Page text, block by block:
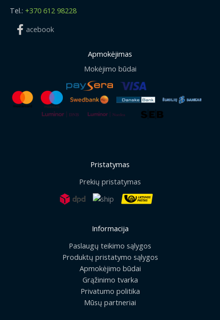
Tel.: +370 612 98228
acebook
Apmokėjimas
Mokėjimo būdai
Pristatymas
Prekių pristatymas
Informacija
Paslaugų teikimo sąlygos
Produktų pristatymo sąlygos
Apmokėjimo būdai
Grąžinimo tvarka
Privatumo politika
Mūsų partneriai